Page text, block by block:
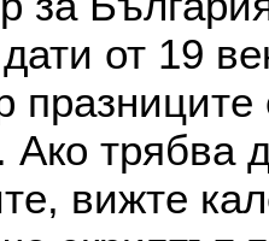
от 19
празниците
Ако трябва
вижте